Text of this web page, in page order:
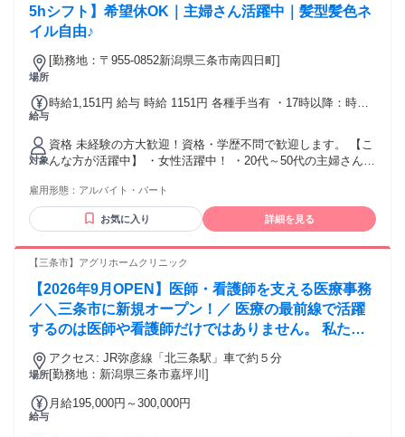
5hシフト】希望休OK｜主婦さん活躍中｜髪型髪色ネ
イル自由♪
場所
[勤務地：〒955-0852新潟県三条市南四日町]
給与
時給1,151円 給与 時給 1151円 各種手当有 ・17時以降：時給
通費支給 ■交通費規定支給（片道2km以上から支給、上限
10,000円/月） ■車通勤OK ■駐車場あり（月1,000円自己負
担）
対象
資格 未経験の方大歓迎！資格・学歴不問で歓迎します。 【こ
んな方が活躍中】 ・女性活躍中！ ・20代～50代の主婦さんが
事は多くありません。 重いものを持ったり、店舗内を動き回
ったり という作業はありませんので、ご安心を！ ※受付スタ
ッフの女性比率＝100％！
雇用形態： アルバイト・パート
お気に入り 詳細を見る
【三条市】アグリホームクリニック
【2026年9月OPEN】医師・看護師を支える医療事務
／＼三条市に新規オープン！／ 医療の最前線で活躍
するのは医師や看護師だけではありません。 私たち
事務スタッフは医療チームを支える欠かせない存在で
す。 患者様と直接診療を行う仕事ではありません
オフィスから支えながら、人の役に立てるやりがいを
場所
アクセス: JR弥彦線「北三条駅」車で約５分
[勤務地：新潟県三条市嘉坪川]
給与
月給195,000円～300,000円